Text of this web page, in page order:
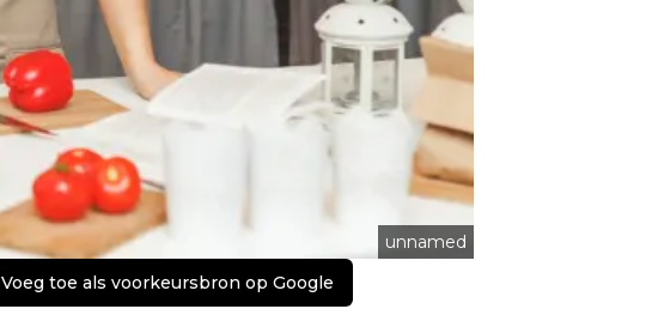
unnamed
Voeg toe als voorkeursbron op Google